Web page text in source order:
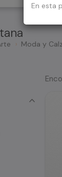
Moda y
En esta